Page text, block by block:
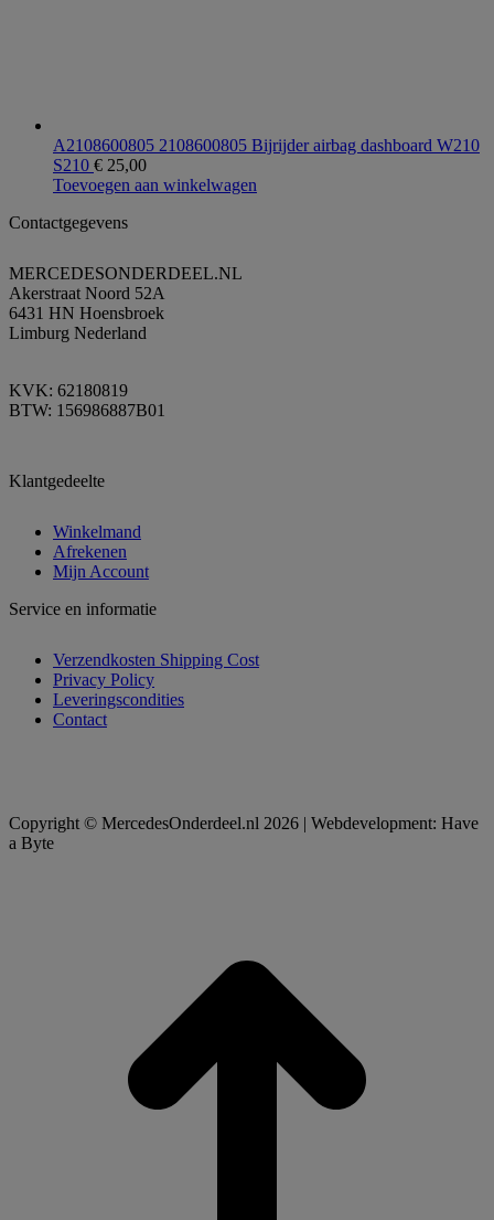
A2108600805 2108600805 Bijrijder airbag dashboard W210
S210 € 25,00
Toevoegen aan winkelwagen
Contactgegevens
MERCEDESONDERDEEL.NL
Akerstraat Noord 52A
6431 HN Hoensbroek
Limburg Nederland
KVK: 62180819
BTW: 156986887B01
Klantgedeelte
Winkelmand
Afrekenen
Mijn Account
Service en informatie
Verzendkosten Shipping Cost
Privacy Policy
Leveringscondities
Contact
Copyright © MercedesOnderdeel.nl 2026 | Webdevelopment: Have
a Byte